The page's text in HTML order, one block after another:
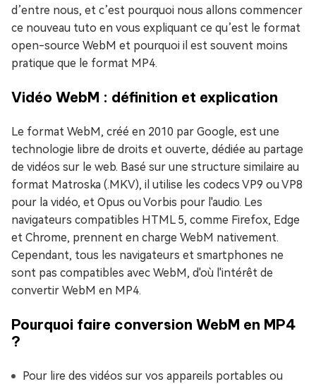
d’entre nous, et c’est pourquoi nous allons commencer
ce nouveau tuto en vous expliquant ce qu’est le format
open-source WebM et pourquoi il est souvent moins
pratique que le format MP4.
Vidéo WebM : définition et explication
Le format WebM, créé en 2010 par Google, est une
technologie libre de droits et ouverte, dédiée au partage
de vidéos sur le web. Basé sur une structure similaire au
format Matroska (.MKV), il utilise les codecs VP9 ou VP8
pour la vidéo, et Opus ou Vorbis pour l'audio. Les
navigateurs compatibles HTML 5, comme Firefox, Edge
et Chrome, prennent en charge WebM nativement.
Cependant, tous les navigateurs et smartphones ne
sont pas compatibles avec WebM, d'où l'intérêt de
convertir WebM en MP4.
Pourquoi faire conversion WebM en MP4
?
Pour lire des vidéos sur vos appareils portables ou